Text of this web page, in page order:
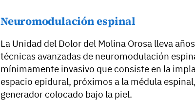
Neuromodulación espinal
La Unidad del Dolor del Molina Orosa lleva
técnicas avanzadas de neuromodulación
mínimamente invasivo que consiste en la
espacio epidural, próximos a la médula
generador colocado bajo la piel.